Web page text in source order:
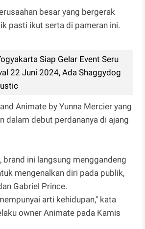
besar yang bergerak
pasti ikut serta di pameran ini.
Siap Gelar Event Seru
22 Juni 2024, Ada Shaggydog
Animate by Yunna Mercier yang
dalam debut perdananya di ajang
brand ini langsung menggandeng
mengenalkan diri pada publik,
Gabriel Prince.
arti kehidupan," kata
owner Animate pada Kamis